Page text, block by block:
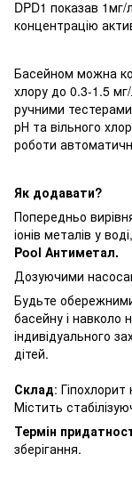
DPD1 показав 1мг/
концентрацію
Басейном можна
хлору до 0.3-1.5
ручними
рН та вільного
роботи
Як додавати?
Попередньо
іонів металів у
Pool Антиметал.
Дозуючими
Будьте
басейну і навколо
індивідуального
дітей.
Склад:
Містить
Термін
зберігання.